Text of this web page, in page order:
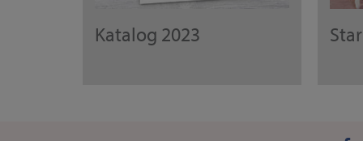
Katalog 2023